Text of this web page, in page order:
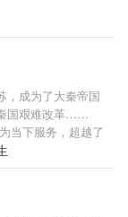
民：小棉袄漏风
，成为了大秦帝国
国艰难改革……
当下服务，超越了